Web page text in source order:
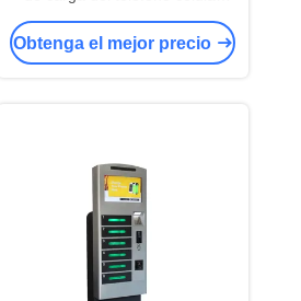
con la alta resolución 1280 del ×
1024
Obtenga el mejor precio